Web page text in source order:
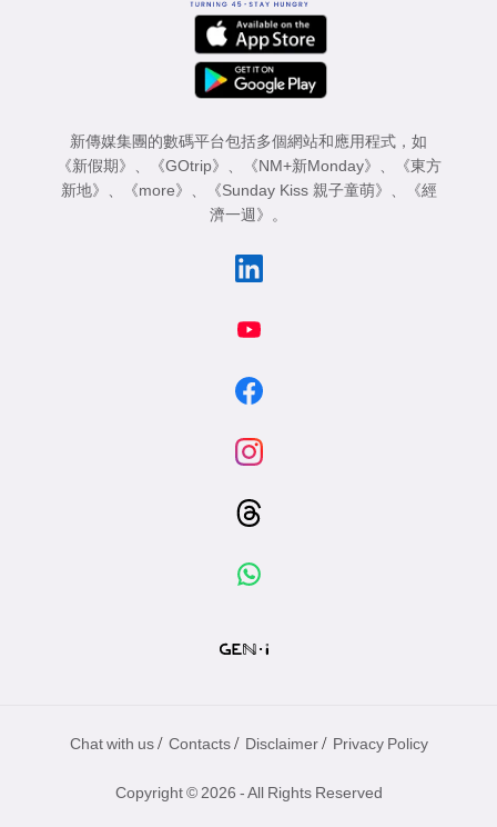
新傳媒集團的數碼平台包括多個網站和應用程式，如
《新假期》
《GOtrip》 《NM+新Monday》
《東方
新地》
《more》 《Sunday Kiss 親子童萌》
《經
濟一週》
。
Chat with us / Contacts / Disclaimer / Privacy Policy
Copyright © 2026 - All Rights Reserved